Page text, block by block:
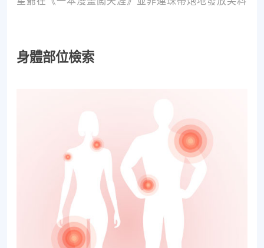
身體部位檢索